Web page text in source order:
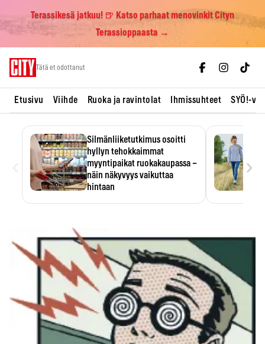
Terassikesä jatkuu! 🍺 Katso parhaat menovinkit Cityn
Terassioppaasta →
Tätä et odottanut
Etusivu Viihde Ruoka ja ravintolat Ihmissuhteet SYÖ!-
Silmänliiketutkimus osoitti
hyllyn tehokkaimmat
myyntipaikat ruokakaupassa –
näin näkyvyys vaikuttaa
hintaan
›